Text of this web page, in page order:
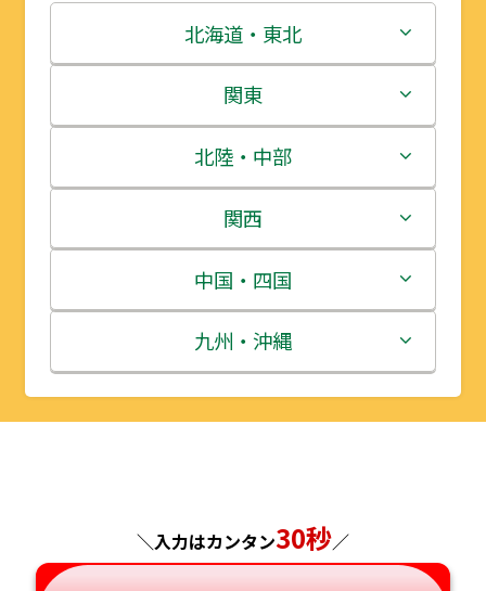
北海道・東北
北海道
青森県
岩手県
宮城県
秋田県
山形県
関東
茨城県
栃木県
群馬県
埼玉県
千葉県
北陸・中部
新潟県
富山県
石川県
福井県
関西
三重県
滋賀県
京都府
中国・四国
鳥取県
島根県
九州・沖縄
福岡県
＼入力はカンタン30秒／